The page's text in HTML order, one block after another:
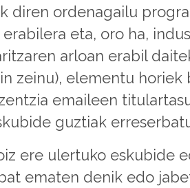
diren ordenagailu
eta, oro ha,
arloan erabil
zeinu), elementu horiek
emaileen
guztiak
ere ulertuko eskubide
ematen denik edo